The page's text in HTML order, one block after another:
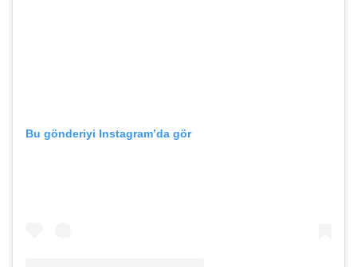
Bu gönderiyi Instagram’da gör